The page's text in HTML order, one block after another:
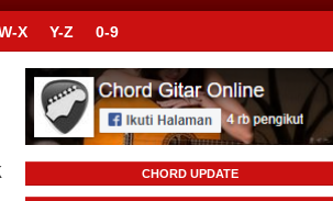
X Y-Z 0-9
CHORD UPDATE